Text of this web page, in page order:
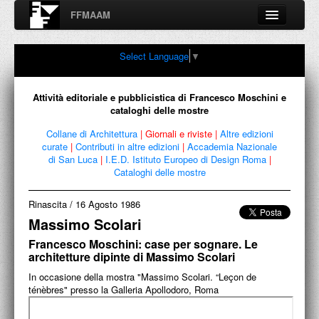
FFMAAM
Fondo Francesco Moschini
A.A.M. Architettura Arte Moderna
Percorsi, nodi, sconfinamenti e contaminazioni tra Arte,
FFMAAM
PUBBLICAZIONI
CONFERENZE
VIDEO
COLLEZIONE
Select Language ▼
Attività editoriale e pubblicistica di Francesco Moschini e
cataloghi delle mostre
Collane di Architettura | Giornali e riviste | Altre edizioni
curate | Contributi in altre edizioni | Accademia Nazionale
di San Luca | I.E.D. Istituto Europeo di Design Roma |
Cataloghi delle mostre
Rinascita / 16 Agosto 1986
Massimo Scolari
Francesco Moschini: case per sognare. Le
architetture dipinte di Massimo Scolari
In occasione della mostra "Massimo Scolari. “Leçon de
ténèbres" presso la Galleria Apollodoro, Roma